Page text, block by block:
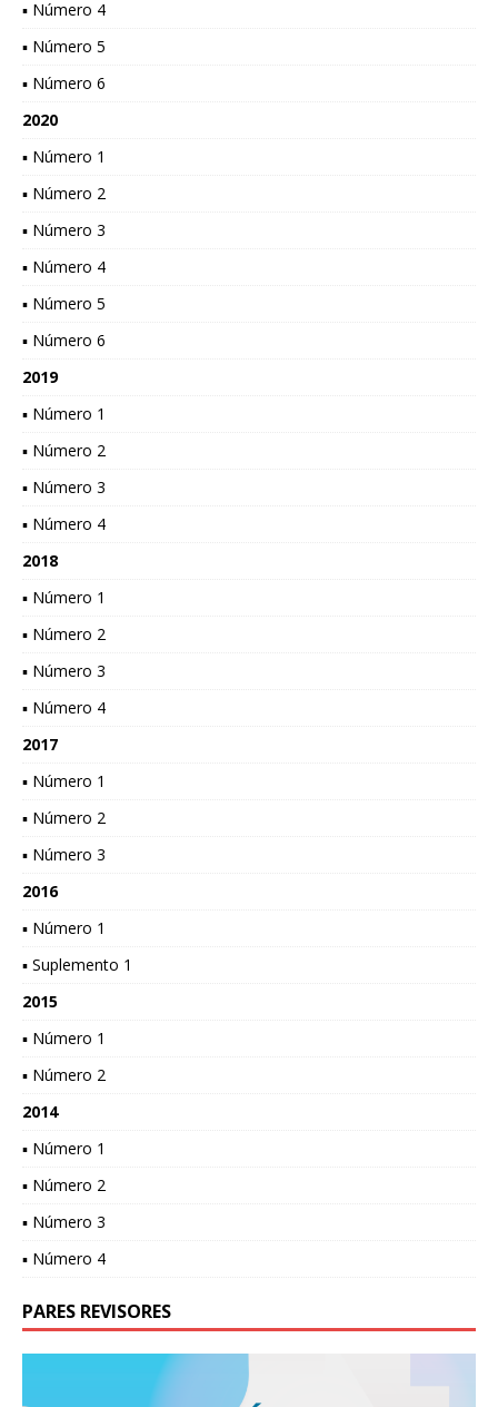
▪ Número 4
▪ Número 5
▪ Número 6
2020
▪ Número 1
▪ Número 2
▪ Número 3
▪ Número 4
▪ Número 5
▪ Número 6
2019
▪ Número 1
▪ Número 2
▪ Número 3
▪ Número 4
2018
▪ Número 1
▪ Número 2
▪ Número 3
▪ Número 4
2017
▪ Número 1
▪ Número 2
▪ Número 3
2016
▪ Número 1
▪ Suplemento 1
2015
▪ Número 1
▪ Número 2
2014
▪ Número 1
▪ Número 2
▪ Número 3
▪ Número 4
PARES REVISORES